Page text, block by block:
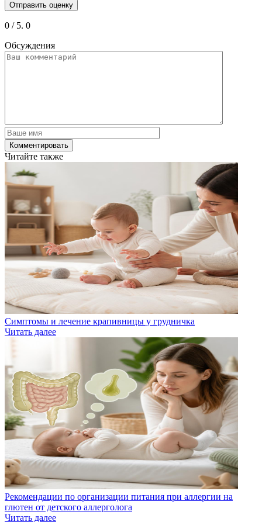
Отправить оценку
0 / 5. 0
Обсуждения
Читайте также
Симптомы и лечение крапивницы у грудничка
Читать далее
Рекомендации по организации питания при аллергии на
глютен от детского аллерголога
Читать далее